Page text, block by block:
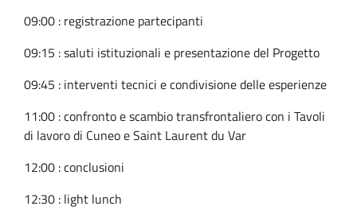
09:00 : registrazione partecipanti
09:15 : saluti istituzionali e presentazione del Progetto
09:45 : interventi tecnici e condivisione delle esperienze
11:00 : confronto e scambio transfrontaliero con i Tavoli
di lavoro di Cuneo e Saint Laurent du Var
12:00 : conclusioni
12:30 : light lunch